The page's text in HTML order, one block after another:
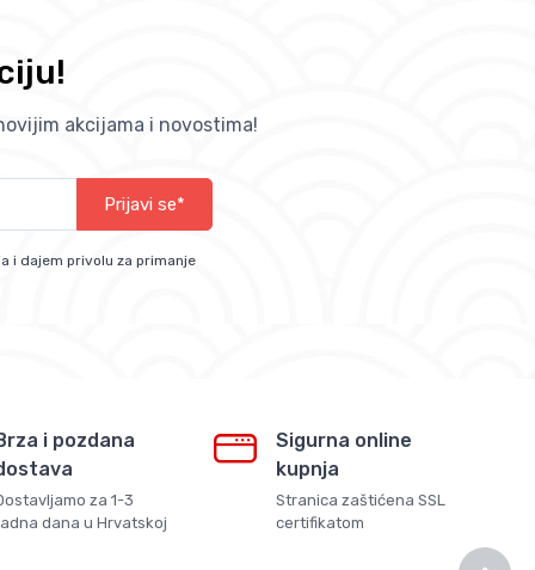
akcijama i novostima!
Prijavi se*
i dajem privolu za primanje
i pozdana
za 1-3
dana u Hrvatskoj
Sigurna online
kupnja
Stranica zaštićena SSL
certifikatom